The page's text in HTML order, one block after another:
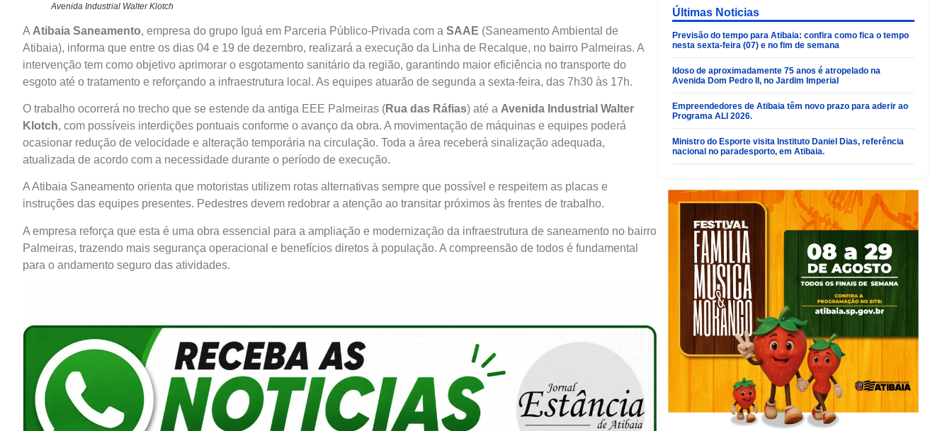
Avenida Industrial Walter Klotch
A Atibaia Saneamento, empresa do grupo Iguá em Parceria Público-Privada com a SAAE (Saneamento Ambiental de
Atibaia), informa que entre os dias 04 e 19 de dezembro, realizará a execução da Linha de Recalque, no bairro Palmeiras. A
intervenção tem como objetivo aprimorar o esgotamento sanitário da região, garantindo maior eficiência no transporte do
esgoto até o tratamento e reforçando a infraestrutura local. As equipes atuarão de segunda a sexta-feira, das 7h30 às 17h.
O trabalho ocorrerá no trecho que se estende da antiga EEE Palmeiras (Rua das Ráfias) até a Avenida Industrial Walter
Klotch, com possíveis interdições pontuais conforme o avanço da obra. A movimentação de máquinas e equipes poderá
ocasionar redução de velocidade e alteração temporária na circulação. Toda a área receberá sinalização adequada,
atualizada de acordo com a necessidade durante o período de execução.
A Atibaia Saneamento orienta que motoristas utilizem rotas alternativas sempre que possível e respeitem as placas e
instruções das equipes presentes. Pedestres devem redobrar a atenção ao transitar próximos às frentes de trabalho.
A empresa reforça que esta é uma obra essencial para a ampliação e modernização da infraestrutura de saneamento no bairro
Palmeiras, trazendo mais segurança operacional e benefícios diretos à população. A compreensão de todos é fundamental
para o andamento seguro das atividades.
Últimas Noticias
Previsão do tempo para Atibaia: confira como fica o tempo
nesta sexta-feira (07) e no fim de semana
Idoso de aproximadamente 75 anos é atropelado na
Avenida Dom Pedro II, no Jardim Imperial
Empreendedores de Atibaia têm novo prazo para aderir ao
Programa ALI 2026.
Ministro do Esporte visita Instituto Daniel Dias, referência
nacional no paradesporto, em Atibaia.